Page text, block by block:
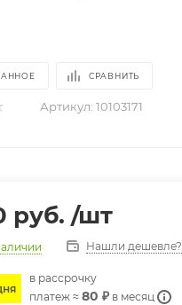
СРАВНИТЬ
Артикул: 10103171
руб. /шт
Нашли дешевле?
в расcрочку
платеж ≈ 80 ₽ в месяц